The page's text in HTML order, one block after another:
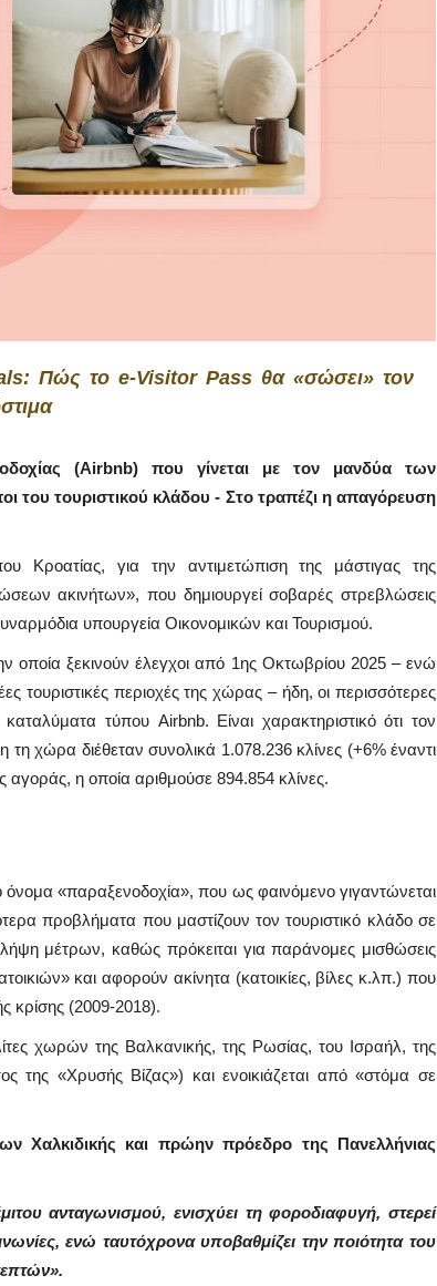
Πώς το e-Visitor Pass θα «σώσει» τον
(Airbnb) που γίνεται με τον μανδύα των
του τουριστικού κλάδου - Στο τραπέζι η απαγόρευση
Κροατίας, για την αντιμετώπιση της μάστιγας της
ακινήτων», που δημιουργεί σοβαρές στρεβλώσεις
υπουργεία Οικονομικών και Τουρισμού.
οποία ξεκινούν έλεγχοι από 1ης Οκτωβρίου 2025 – ενώ
τουριστικές περιοχές της χώρας – ήδη, οι περισσότερες
τύπου Airbnb. Είναι χαρακτηριστικό ότι τον
χώρα διέθεταν συνολικά 1.078.236 κλίνες (+6% έναντι
αγοράς, η οποία αριθμούσε 894.854 κλίνες.
«παραξενοδοχία», που ως φαινόμενο γιγαντώνεται
προβλήματα που μαστίζουν τον τουριστικό κλάδο σε
μέτρων, καθώς πρόκειται για παράνομες μισθώσεις
και αφορούν ακίνητα (κατοικίες, βίλες κ.λπ.) που
κρίσης (2009-2018).
χωρών της Βαλκανικής, της Ρωσίας, του Ισραήλ, της
της «Χρυσής Βίζας») και ενοικιάζεται από «στόμα σε
Χαλκιδικής και πρώην πρόεδρο της Πανελλήνιας
ανταγωνισμού, ενισχύει τη φοροδιαφυγή, στερεί
ενώ ταυτόχρονα υποβαθμίζει την ποιότητα του
Government